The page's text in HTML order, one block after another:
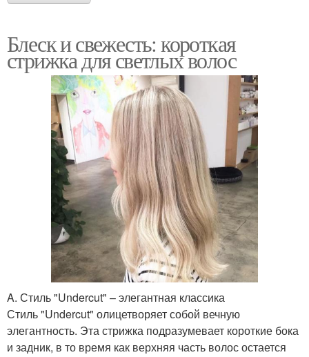
Блеск и свежесть: короткая
стрижка для светлых волос
A. Стиль "Undercut" – элегантная классика
Стиль "Undercut" олицетворяет собой вечную
элегантность. Эта стрижка подразумевает короткие бока
и задник, в то время как верхняя часть волос остается